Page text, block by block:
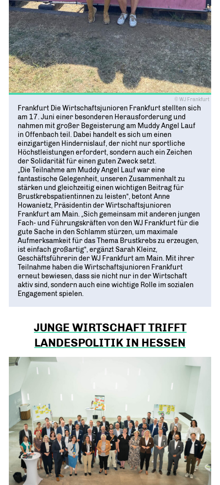
© WJ Frankfurt
Frankfurt Die Wirtschaftsjunioren Frankfurt stellten sich
am 17. Juni einer besonderen Herausforderung und
nahmen mit großer Begeisterung am Muddy Angel Lauf
in Offenbach teil. Dabei handelt es sich um einen
einzigartigen Hindernislauf, der nicht nur sportliche
Höchstleistungen erfordert, sondern auch ein Zeichen
der Solidarität für einen guten Zweck setzt.
„Die Teilnahme am Muddy Angel Lauf war eine
fantastische Gelegenheit, unseren Zusammenhalt zu
stärken und gleichzeitig einen wichtigen Beitrag für
Brustkrebspatientinnen zu leisten“, betont Anne
Howanietz, Präsidentin der Wirtschaftsjunioren
Frankfurt am Main. „Sich gemeinsam mit anderen jungen
Fach- und Führungskräften von den WJ Frankfurt für die
gute Sache in den Schlamm stürzen, um maximale
Aufmerksamkeit für das Thema Brustkrebs zu erzeugen,
ist einfach großartig“, ergänzt Sarah Kleinz,
Geschäftsführerin der WJ Frankfurt am Main. Mit ihrer
Teilnahme haben die Wirtschaftsjunioren Frankfurt
erneut bewiesen, dass sie nicht nur in der Wirtschaft
aktiv sind, sondern auch eine wichtige Rolle im sozialen
Engagement spielen.
JUNGE WIRTSCHAFT TRIFFT
LANDESPOLITIK IN HESSEN